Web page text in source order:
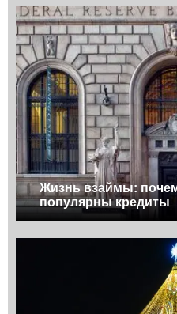
Жизнь взаймы:
популярны кредиты